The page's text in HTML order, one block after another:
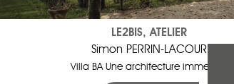
LE2BIS, ATELIER
Simon PERRIN-LACOUR
Villa BA Une architecture immersive